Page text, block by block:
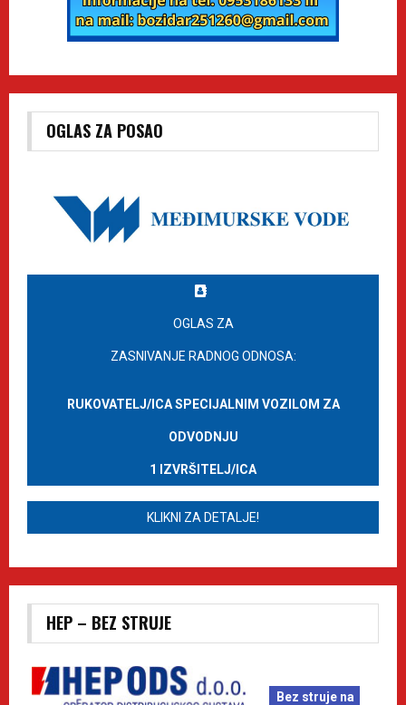
OGLAS ZA POSAO
OGLAS ZA
ZASNIVANJE RADNOG ODNOSA:
RUKOVATELJ/ICA SPECIJALNIM VOZILOM ZA
ODVODNJU
1 IZVRŠITELJ/ICA
KLIKNI ZA DETALJE!
HEP – BEZ STRUJE
Bez struje na